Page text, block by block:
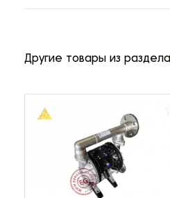
Другие товары из раздела